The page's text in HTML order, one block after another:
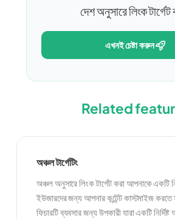
দেশ অনুসারে লিংক
এখনই চেষ্টা করুন
Related
অঞ্চল টার্গেটিং
অঞ্চল অনুসারে লিংক টার্গেট করা আপনাকে একটি
ইউজারদের জন্য আপনার কন্টেন্ট কাস্টমাইজ
ফিচারটি ব্যবসার জন্য উপকারী যারা একটি